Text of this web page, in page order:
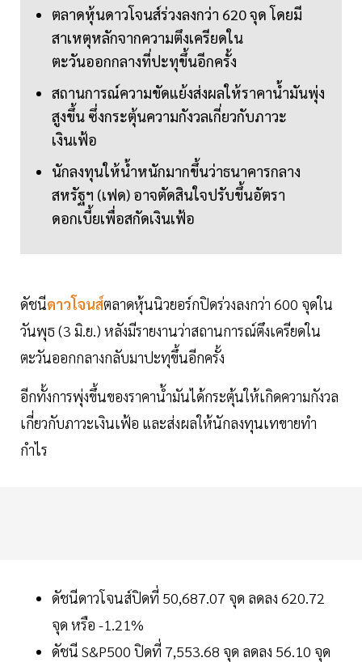
ตลาดหุ้นดาวโจนส์ร่วงลงกว่า 620 จุด โดยมี
สาเหตุหลักจากความตึงเครียดใน
ตะวันออกกลางที่ปะทุขึ้นอีกครั้ง
สถานการณ์ความขัดแย้งส่งผลให้ราคาน้ำมันพุ่ง
สูงขึ้น ซึ่งกระตุ้นความกังวลเกี่ยวกับภาวะ
เงินเฟ้อ
นักลงทุนให้น้ำหนักมากขึ้นว่าธนาคารกลาง
สหรัฐฯ (เฟด) อาจตัดสินใจปรับขึ้นอัตรา
ดอกเบี้ยเพื่อสกัดเงินเฟ้อ
ดัชนีดาวโจนส์ตลาดหุ้นนิวยอร์กปิดร่วงลงกว่า 600 จุดใน
วันพุธ (3 มิ.ย.) หลังมีรายงานว่าสถานการณ์ตึงเครียดใน
ตะวันออกกลางกลับมาปะทุขึ้นอีกครั้ง
อีกทั้งการพุ่งขึ้นของราคาน้ำมันได้กระตุ้นให้เกิดความกังวล
เกี่ยวกับภาวะเงินเฟ้อ และส่งผลให้นักลงทุนเทขายทำ
กำไร
ดัชนีดาวโจนส์ปิดที่ 50,687.07 จุด ลดลง 620.72
จุด หรือ -1.21%
ดัชนี S&P500 ปิดที่ 7,553.68 จุด ลดลง 56.10 จุด